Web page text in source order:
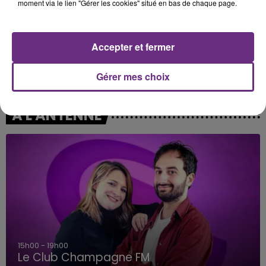
ALICIA KEYS BENSON BOONE
The Time Of My Life
A L'ANTENNE
15h00 - 19h00
Le Club Champagne FM
moment via le lien "Gérer les cookies" situé en bas de chaque page.
Gérer mes choix
Accepter et fermer